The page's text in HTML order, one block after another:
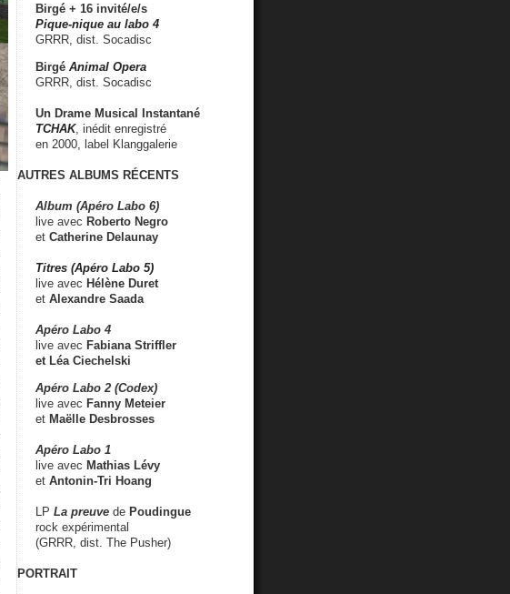
Birgé + 16 invité/e/s
Pique-nique au labo 4
GRRR, dist. Socadisc
Birgé Animal Opera
GRRR, dist. Socadisc
Un Drame Musical Instantané
TCHAK, inédit enregistré
en 2000, label Klanggalerie
AUTRES ALBUMS RÉCENTS
Album (Apéro Labo 6)
live avec Roberto Negro
et Catherine Delaunay
Titres (Apéro Labo 5)
live avec Hélène Duret
et Alexandre Saada
Apéro Labo 4
live avec Fabiana Striffler
et Léa Ciechelski
Apéro Labo 2 (Codex)
live avec Fanny Meteier
et Maëlle Desbrosses
Apéro Labo 1
live avec Mathias Lévy
et Antonin-Tri Hoang
LP La preuve de Poudingue
rock expérimental
(GRRR, dist. The Pusher)
PORTRAIT